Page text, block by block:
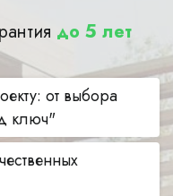
до 5 лет
от выбора
ключ"